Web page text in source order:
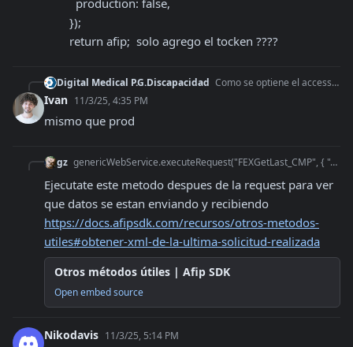
        return afip;  solo agrego el tocken ????
Digital Medical P.G.Discapacidad Como se optiene el access token de desarrollo
Ivan 11/3/25, 4:35 PM
mismo que prod
gz genericWebService.executeRequest("FEXGetLast_CMP", { "Auth": auth, "Cbte_Tipo": cbte_tipo }) Ahí en cbte_tipo envio
Ejecutate este metodo despues de la request para ver
https://docs.afipsdk.com/recursos/otros-metodos-
utiles#obtener-xml-de-la-ultima-solicitud-realizada
Otros métodos útiles | Afip SDK
Open embed source
Nikodavis 11/3/25, 5:14 PM